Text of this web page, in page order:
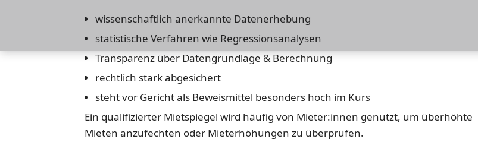
wissenschaftlich anerkannte Datenerhebung
statistische Verfahren wie Regressionsanalysen
Transparenz über Datengrundlage & Berechnung
rechtlich stark abgesichert
steht vor Gericht als Beweismittel besonders hoch im Kurs
Ein qualifizierter Mietspiegel wird häufig von Mieter:innen genutzt, um überhöhte
Mieten anzufechten oder Mieterhöhungen zu überprüfen.